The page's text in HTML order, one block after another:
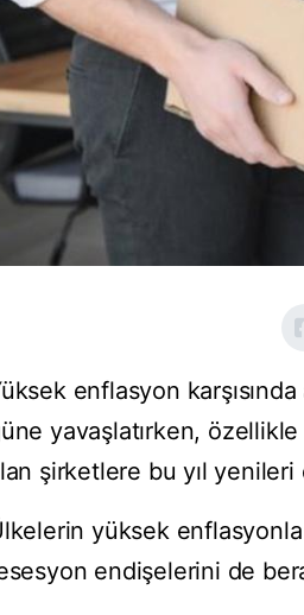
enflasyon
yavaşlatırken, özellikle
şirketlere bu yıl yenileri
yüksek enflasyonla
endişelerini de